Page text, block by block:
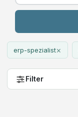
erp-spezialist×
Filter